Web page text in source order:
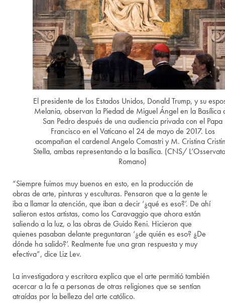
El presidente de los Estados Unidos, Donald Trump, y su
Melania, observan la Piedad de Miguel Ángel en la Basílica
San Pedro después de una audiencia privada con el Papa
Francisco en el Vaticano el 24 de mayo de 2017. Los
acompañan el cardenal Angelo Comastri y M. Cristina
Stella, ambas representando a la basílica. (CNS/
Romano)
“Siempre fuimos muy buenos en esto, en la producción de
obras de arte, pinturas y esculturas. Pensaron que a la gente le
iba a llamar la atención, que iban a decir ‘¿qué es eso?’. De ahí
salieron estos artistas, como los Caravaggio que ahora están
saliendo a la luz, o las obras de Guido Reni. Hicieron que
quienes pasaban delante preguntaran ‘¿de quién es eso? ¿De
dónde ha salido?’. Realmente fue una gran respuesta y muy
efectiva”, dice Liz Lev.
La investigadora y escritora explica que el arte permitió también
acercar a la fe a personas de otras religiones que se sentían
atraídas por la belleza del arte católico.